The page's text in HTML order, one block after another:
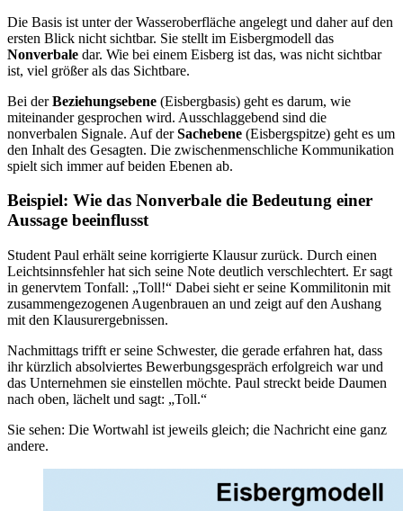
Die Basis ist unter der Wasseroberfläche angelegt und daher auf den
ersten Blick nicht sichtbar. Sie stellt im Eisbergmodell das
Nonverbale dar. Wie bei einem Eisberg ist das, was nicht sichtbar
ist, viel größer als das Sichtbare.
Bei derBeziehungsebene (Eisbergbasis) geht es darum, wie
miteinander gesprochen wird. Ausschlaggebend sind die
nonverbalen Signale. Auf derSachebene (Eisbergspitze) geht es um
den Inhalt des Gesagten. Die zwischenmenschliche Kommunikation
spielt sich immer auf beiden Ebenen ab.
Beispiel: Wie das Nonverbale die Bedeutung einer
Aussage beeinflusst
Student Paul erhält seine korrigierte Klausur zurück. Durch einen
Leichtsinnsfehler hat sich seine Note deutlich verschlechtert. Er sagt
in genervtem Tonfall: „Toll!“ Dabei sieht er seine Kommilitonin mit
zusammengezogenen Augenbrauen an und zeigt auf den Aushang
mit den Klausurergebnissen.
Nachmittags trifft er seine Schwester, die gerade erfahren hat, dass
ihr kürzlich absolviertes Bewerbungsgespräch erfolgreich war und
das Unternehmen sie einstellen möchte. Paul streckt beide Daumen
nach oben, lächelt und sagt: „Toll.“
Sie sehen: Die Wortwahl ist jeweils gleich; die Nachricht eine ganz
andere.